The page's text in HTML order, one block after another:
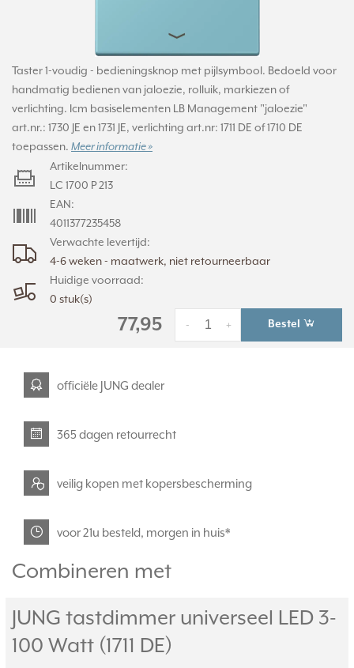
Taster 1-voudig - bedieningsknop met pijlsymbool. Bedoeld voor
handmatig bedienen van jaloezie, rolluik, markiezen of
verlichting. Icm basiselementen LB Management "jaloezie"
art.nr.: 1730 JE en 1731 JE, verlichting art.nr: 1711 DE of 1710 DE
toepassen. Meer informatie »
Verwachte levertijd:
4-6 weken - maatwerk, niet retourneerbaar
Huidige voorraad:
0 stuk(s)
Artikelnummer:
LC 1700 P 213
EAN:
4011377235458
77,95 +
- Bestel
officiële JUNG dealer
365 dagen retourrecht
veilig kopen met kopersbescherming
voor 21u besteld, morgen in huis*
Combineren met
JUNG tastdimmer universeel LED 3-
100 Watt (1711 DE)